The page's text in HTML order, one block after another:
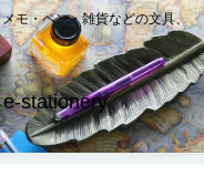
モ・ペン・雑貨などの文具、
stationery